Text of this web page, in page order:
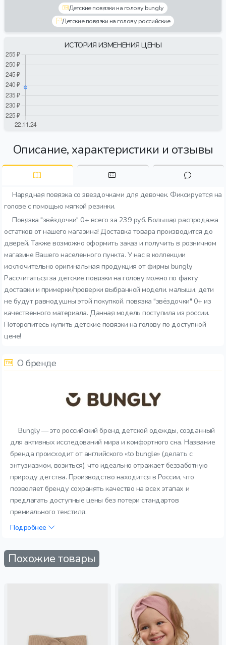
Детские повязки на голову bungly
Детские повязки на голову российские
ИСТОРИЯ ИЗМЕНЕНИЯ ЦЕНЫ
Описание, характеристики и отзывы
Нарядная повязка со звездочками для девочек. Фиксируется на
голове с помощью мягкой резинки.
Повязка "звёздочки" 0+ всего за 239 руб. Большая распродажа
остатков от нашего магазина! Доставка товара производится до
дверей. Также возможно оформить заказ и получить в розничном
магазине Вашего населенного пункта. У нас в коллекции
исключительно оригинальная продукция от фирмы bungly.
Рассчитаться за детские повязки на голову можно по факту
доставки и примерки/проверки выбранной модели. малыши, дети
не будут равнодушны этой покупкой. повязка "звёздочки" 0+ из
качественного материала. Данная модель поступила из россии.
Поторопитесь купить детские повязки на голову по доступной
цене!
О бренде
Bungly — это российский бренд детской одежды, созданный
для активных исследований мира и комфортного сна. Название
бренда происходит от английского «to bungle» (делать с
энтузиазмом, возиться), что идеально отражает беззаботную
природу детства. Производство находится в России, что
позволяет бренду сохранять качество на всех этапах и
предлагать доступные цены без потери стандартов
премиального текстиля.
Подробнее
Похожие товары